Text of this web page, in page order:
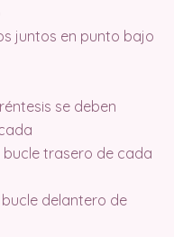
juntos en punto bajo
se deben
trasero de cada
delantero de